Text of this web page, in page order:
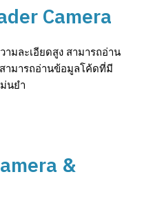
Camera
ามละเอียดสูง สามารถอ่าน
ามารถอ่านข้อมูลโค้ดที่มี
นยำ
&